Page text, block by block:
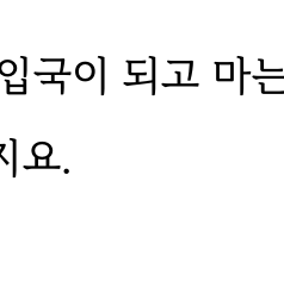
국이 되고 마
요.